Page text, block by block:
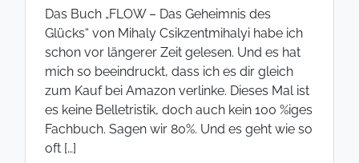
Das Buch „FLOW – Das Geheimnis des
Glücks“ von Mihaly Csikzentmihalyi habe ich
schon vor längerer Zeit gelesen. Und es hat
mich so beeindruckt, dass ich es dir gleich
zum Kauf bei Amazon verlinke. Dieses Mal ist
es keine Belletristik, doch auch kein 100 %iges
Fachbuch. Sagen wir 80%. Und es geht wie so
oft […]